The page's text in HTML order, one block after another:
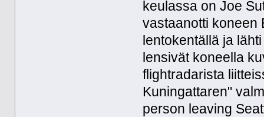
keulassa on Joe
vastaanotti koneen
lentokentällä ja
lensivät koneella
flightradarista
Kuningattaren"
person leaving